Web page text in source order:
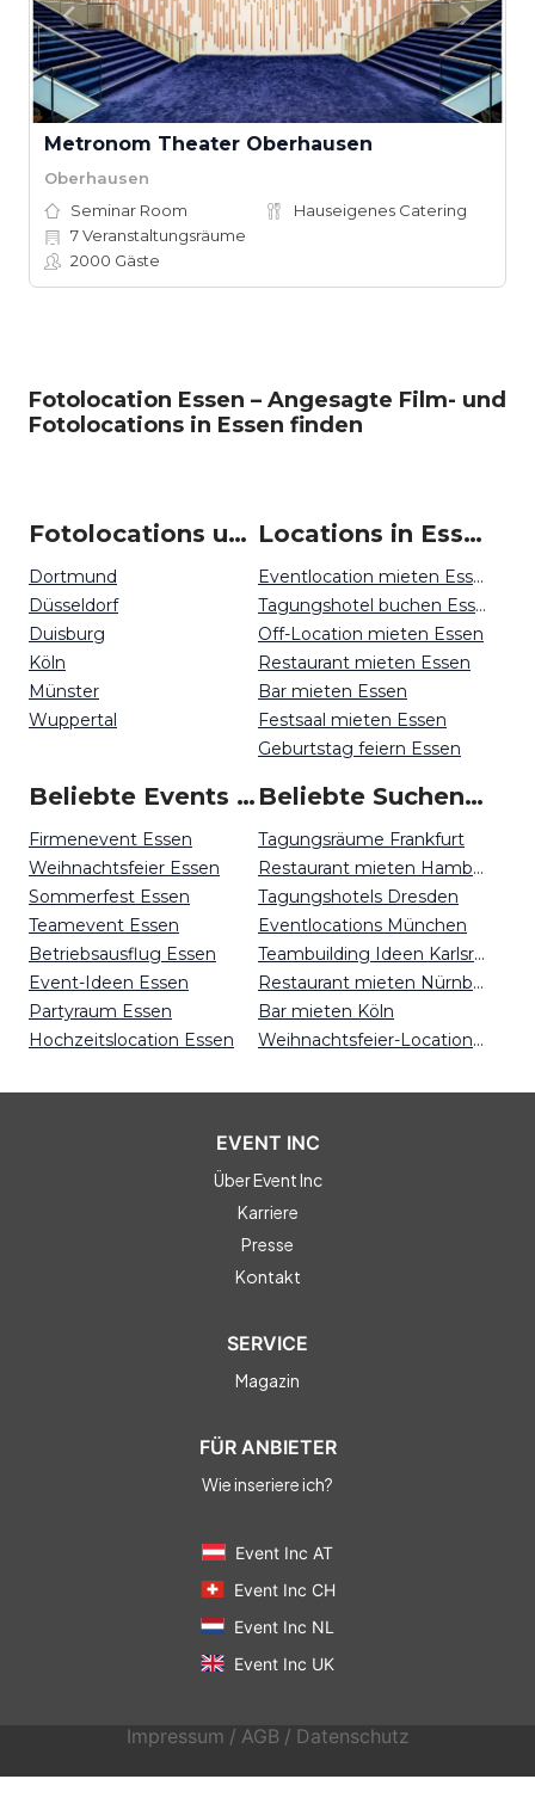
Metronom Theater Oberhausen
Oberhausen
Seminar Room
Hauseigenes Catering
7Veranstaltungsräume
2000 Gäste
Fotolocation Essen – Angesagte Film- und
Fotolocations in Essen finden
Fotolocations um Essen
Dortmund
Düsseldorf
Duisburg
Köln
Münster
Wuppertal
Locations in Essen mieten
Eventlocation mieten Essen
Tagungshotel buchen Essen
Off-Location mieten Essen
Restaurant mieten Essen
Bar mieten Essen
Festsaal mieten Essen
Geburtstag feiern Essen
Beliebte Events in Essen
Firmenevent Essen
Weihnachtsfeier Essen
Sommerfest Essen
Teamevent Essen
Betriebsausflug Essen
Event-Ideen Essen
Partyraum Essen
Hochzeitslocation Essen
Beliebte Suchen auf Event Inc
Tagungsräume Frankfurt
Restaurant mieten Hamburg
Tagungshotels Dresden
Eventlocations München
Teambuilding Ideen Karlsruhe
Restaurant mieten Nürnberg
Bar mieten Köln
Weihnachtsfeier-Locations Kiel
EVENT INC
Über Event Inc
Karriere
Presse
Kontakt
SERVICE
Magazin
FÜR ANBIETER
Wie inseriere ich?
Event Inc AT
Event Inc CH
Event Inc NL
Event Inc UK
Impressum / AGB / Datenschutz